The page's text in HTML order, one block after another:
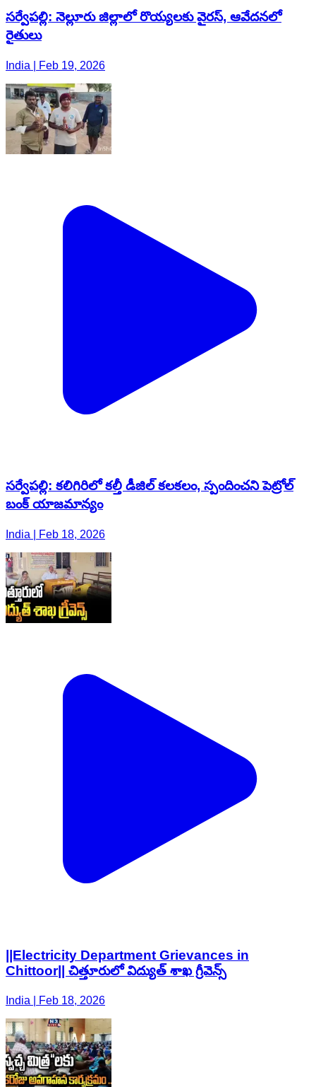
సర్వేపల్లి: నెల్లూరు జిల్లాలో రొయ్యలకు వైరస్, ఆవేదనలో
రైతులు
India | Feb 19, 2026
సర్వేపల్లి: కలిగిరిలో కల్తీ డీజిల్ కలకలం, స్పందించని పెట్రోల్
బంక్ యాజమాన్యం
India | Feb 18, 2026
||Electricity Department Grievances in
Chittoor|| చిత్తూరులో విద్యుత్ శాఖ గ్రీవెన్స్
India | Feb 18, 2026